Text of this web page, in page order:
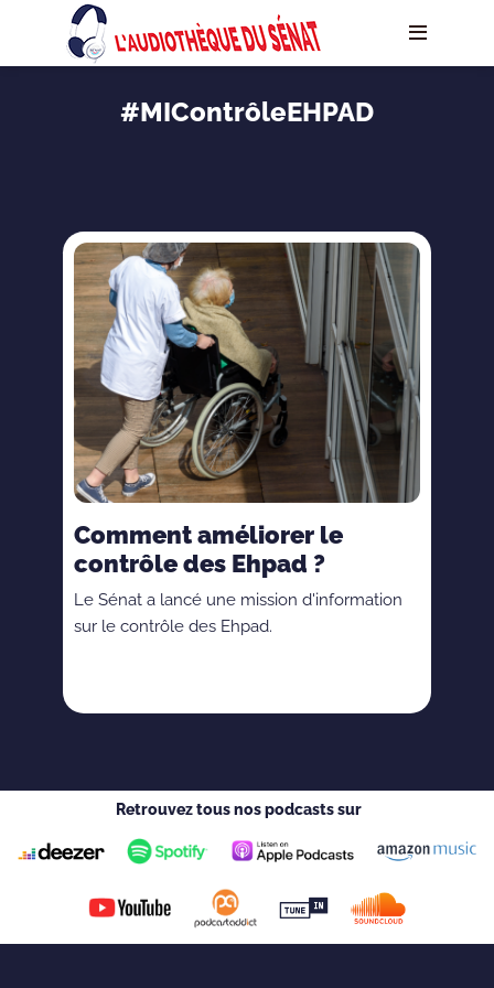
#MIContrôleEHPAD
Comment améliorer le
contrôle des Ehpad ?
Le Sénat a lancé une mission d'information
sur le contrôle des Ehpad.
Retrouvez tous nos podcasts sur